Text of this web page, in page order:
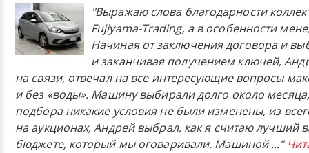
"Выражаю слова благодарности
Fujiyama-Trading, а в особенности
Начиная от заключения договора и
и заканчивая получением ключей,
на связи, отвечал на все интересующие вопросы
и без «воды». Машину выбирали долго около
подбора никакие условия не были изменены, из
на аукционах, Андрей выбрал, как я считаю лучший
бюджете, который мы оговаривали. Машиной..."